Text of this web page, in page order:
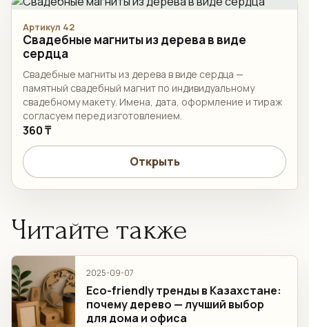
Артикул 42
Свадебные магниты из дерева в виде
сердца
Свадебные магниты из дерева в виде сердца —
памятный свадебный магнит по индивидуальному
свадебному макету. Имена, дата, оформление и тираж
согласуем перед изготовлением.
360 ₸
Открыть
Читайте также
2025-09-07
Eco-friendly тренды в Казахстане:
почему дерево — лучший выбор
для дома и офиса